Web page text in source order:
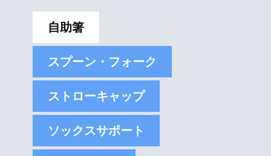
自助箸
スプーン・フォーク
ストローキャップ
ソックスサポート